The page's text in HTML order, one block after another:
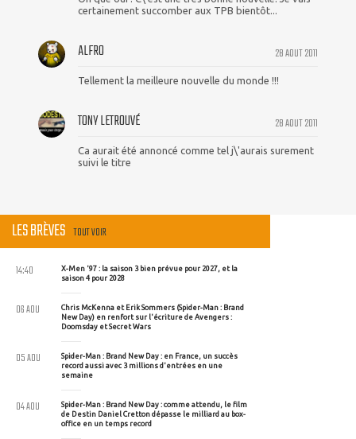
certainement succomber aux TPB bientôt...
28 AOUT 2011
ALFRO
Tellement la meilleure nouvelle du monde !!!
28 AOUT 2011
TONY LETROUVÉ
Ca aurait été annoncé comme tel j\'aurais surement
suivi le titre
LES BRÈVES TOUT VOIR
X-Men '97 : la saison 3 bien prévue pour 2027, et la
saison 4 pour 2028
14:40
Chris McKenna et Erik Sommers (Spider-Man : Brand
New Day) en renfort sur l'écriture de Avengers :
Doomsday et Secret Wars
06 AOU
Spider-Man : Brand New Day : en France, un succès
record aussi avec 3 millions d'entrées en une
semaine
05 AOU
Spider-Man : Brand New Day : comme attendu, le film
de Destin Daniel Cretton dépasse le milliard au box-
office en un temps record
04 AOU